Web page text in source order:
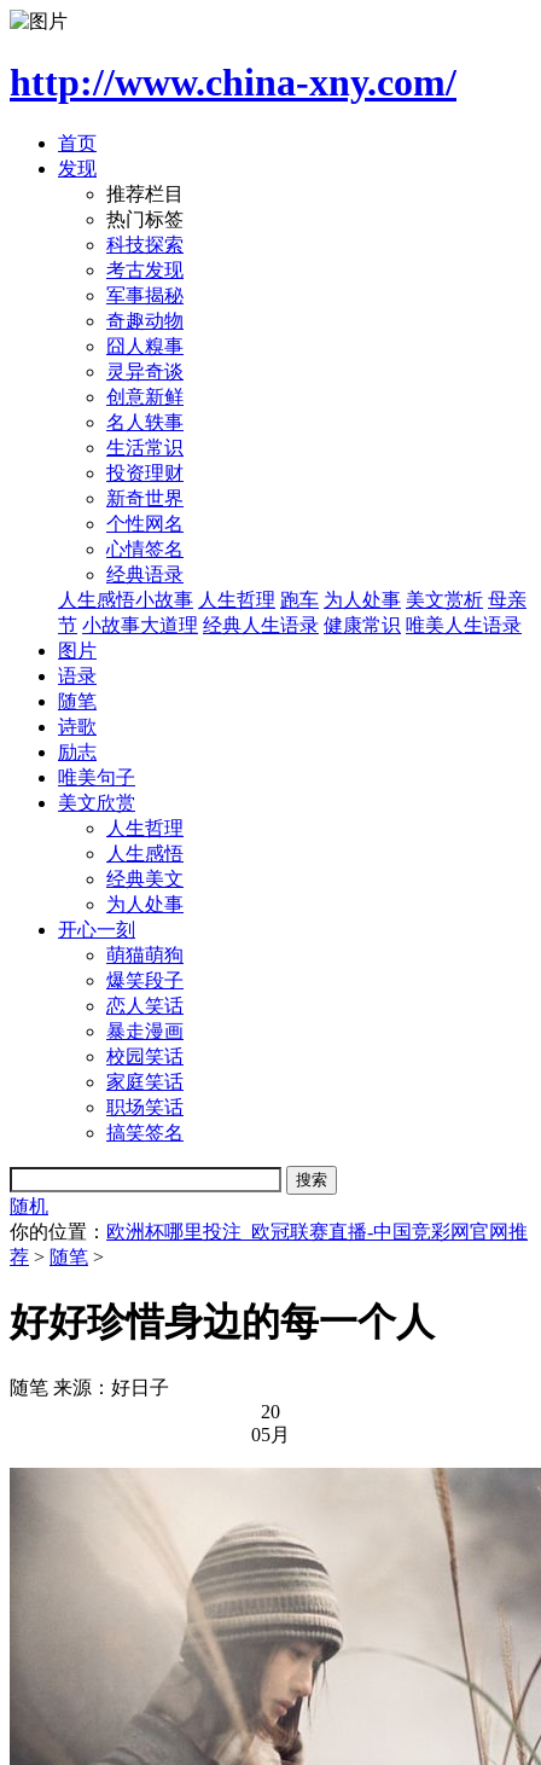
http://www.china-xny.com/
首页
发现
推荐栏目
热门标签
科技探索
考古发现
军事揭秘
奇趣动物
囧人糗事
灵异奇谈
创意新鲜
名人轶事
生活常识
投资理财
新奇世界
个性网名
心情签名
经典语录
人生感悟小故事 人生哲理 跑车 为人处事 美文赏析 母亲
节 小故事大道理 经典人生语录 健康常识 唯美人生语录
图片
语录
随笔
诗歌
励志
唯美句子
美文欣赏
人生哲理
人生感悟
经典美文
为人处事
开心一刻
萌猫萌狗
爆笑段子
恋人笑话
暴走漫画
校园笑话
家庭笑话
职场笑话
搞笑签名
随机
你的位置： 欧洲杯哪里投注_欧冠联赛直播-中国竞彩网官网推
荐 > 随笔 >
好好珍惜身边的每一个人
随笔 来源：好日子
20
05月